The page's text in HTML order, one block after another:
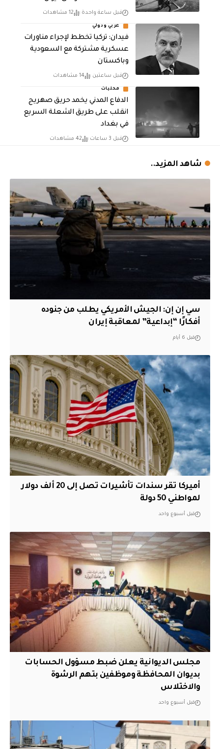
قبل ساعة واحدة 12 مشاهدات
عربي ودولي
فيدان: تركيا تخطط لإجراء مناورات
عسكرية مشتركة مع السعودية
وباكستان
قبل ساعتين 14 مشاهدات
محليات
الدفاع المدني يخمد حريق صهريج
انقلب على طريق الشعلة السريع
في بغداد
قبل 3 ساعات 42 مشاهدات
شاهد المزيد..
سي إن إن: الجيش الأمريكي يطلب من جنوده
أفكارًا “إبداعية” لمعاقبة إيران
قبل 6 أيام
أميركا تقر سندات تأشيرات تصل إلى 20 ألف دولار
لمواطني 50 دولة
قبل أسبوع واحد
مجلس الديوانية يعلن ضبط مسؤول الحسابات
بديوان المحافظة وموظفين بتهم الرشوة
والاختلاس
قبل أسبوع واحد